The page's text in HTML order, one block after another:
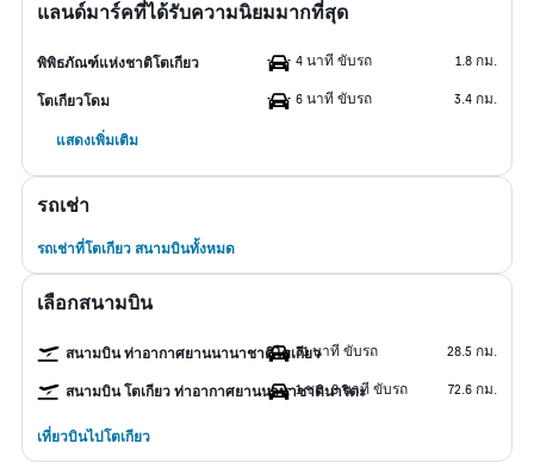
แลนด์มาร์คที่ได้รับความนิยมมากที่สุด
พิพิธภัณฑ์แห่งชาติโตเกียว 4 นาที ขับรถ 1.8 กม.
โตเกียวโดม 6 นาที ขับรถ 3.4 กม.
แสดงเพิ่มเติม
รถเช่า
รถเช่าที่โตเกียว สนามบินทั้งหมด
เลือกสนามบิน
สนามบิน ท่าอากาศยานนานาชาติโตเกียว31 นาที ขับรถ 28.5 กม.
สนามบิน โตเกียว ท่าอากาศยานนานาชาตินาริตะ
1 ชม. 8 นาที ขับรถ 72.6 กม.
เที่ยวบินไปโตเกียว